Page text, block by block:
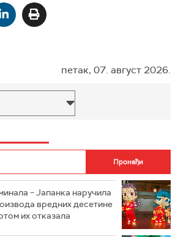
петак, 07. август 2026.
– Јапанка наручила
вредних десетине
их отказала